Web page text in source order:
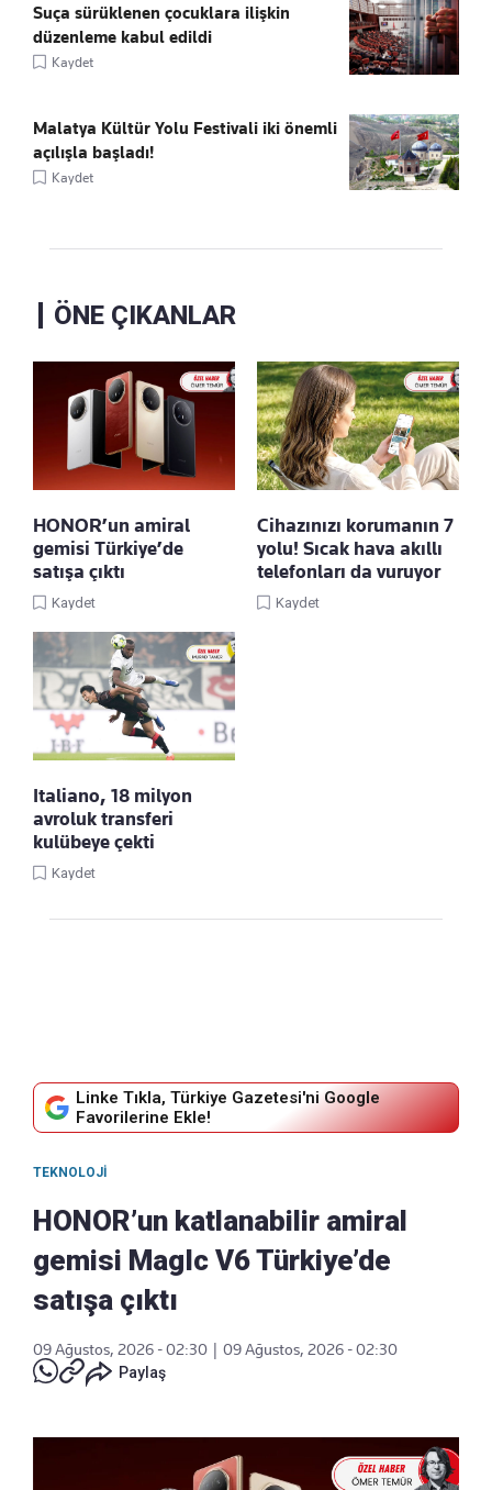
Suça sürüklenen çocuklara ilişkin
düzenleme kabul edildi
Kaydet
Malatya Kültür Yolu Festivali iki önemli
açılışla başladı!
Kaydet
ÖNE ÇIKANLAR
HONOR’un amiral
gemisi Türkiye’de
satışa çıktı
Kaydet
Cihazınızı korumanın 7
yolu! Sıcak hava akıllı
telefonları da vuruyor
Kaydet
Italiano, 18 milyon
avroluk transferi
kulübeye çekti
Kaydet
Linke Tıkla, Türkiye Gazetesi'ni Google
Favorilerine Ekle!
TEKNOLOJI
HONOR’un katlanabilir amiral
gemisi MagIc V6 Türkiye’de
satışa çıktı
09 Ağustos, 2026 - 02:30
09 Ağustos, 2026 - 02:30
Paylaş